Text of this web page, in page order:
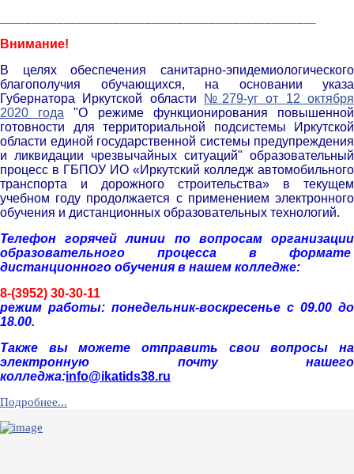
Внимание!
В целях обеспечения санитарно-эпидемиологического
благополучия обучающихся, на основании указа
Губернатора Иркутской области
№279-уг от 12 октября
2020 года "О режиме функционирования повышенной
готовности для территориальной подсистемы Иркутской
области единой государственной системы предупреждения
и ликвидации чрезвычайных ситуаций" образовательный
процесс в ГБПОУ ИО «Иркутский колледж автомобильного
транспорта и дорожного строительства» в текущем
учебном году продолжается с применением электронного
обучения и дистанционных образовательных технологий.
Телефон горячей линии по вопросам организации
образовательного процесса в формате
дистанционного обучения в нашем колледже:
8-(3952) 30-30-11
режим работы: понедельник-воскресенье с 09.00 до
18.00.
Также вы можете отправить свои вопросы на
электронную почту нашего
колледжа:info@ikatids38.ru
Подробнее...